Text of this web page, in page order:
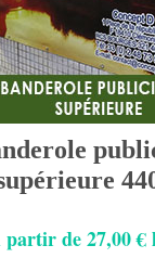
partir de 27,00 €